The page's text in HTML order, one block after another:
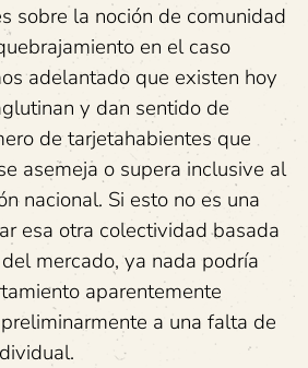
sobre la noción de comunidad
en el caso
adelantado que existen hoy
y dan sentido de
de tarjetahabientes que
asemeja o supera inclusive al
nacional. Si esto no es una
esa otra colectividad basada
mercado, ya nada podría
aparentemente
a una falta de